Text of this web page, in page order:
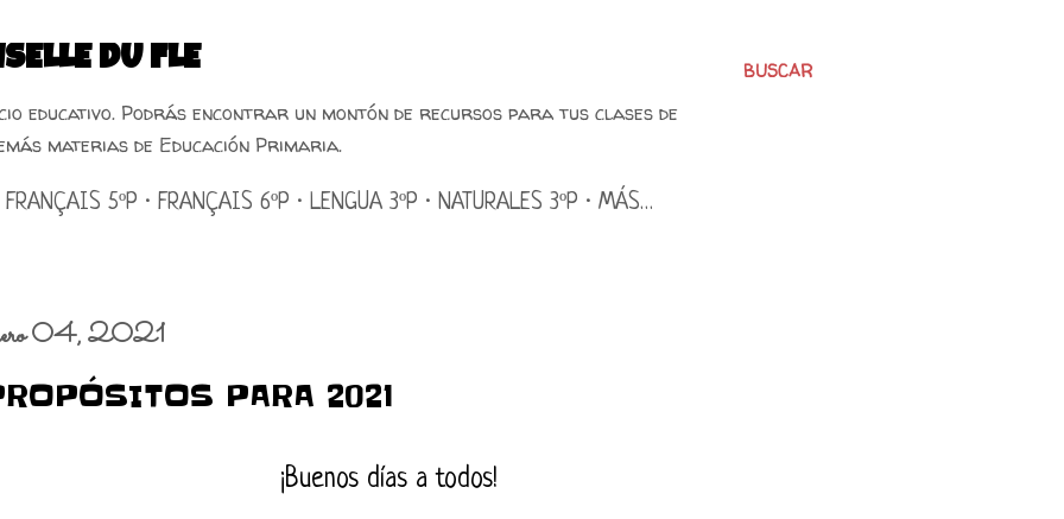
BUSCAR
DU FLE
educativo. Podrás encontrar un montón de recursos para tus clases de
materias de Educación Primaria.
FRANÇAIS 5ºP FRANÇAIS 6ºP LENGUA 3ºP NATURALES 3ºP MÁS…
04, 2021
PARA 2021
¡Buenos días a todos!